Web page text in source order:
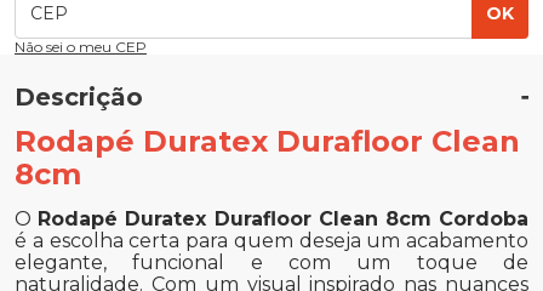
OK
Não sei o meu CEP
Descrição
Rodapé Duratex Durafloor Clean
8cm
O Rodapé Duratex Durafloor Clean 8cm Cordoba
é a escolha certa para quem deseja um acabamento
elegante, funcional e com um toque de
naturalidade. Com um visual inspirado nas nuances